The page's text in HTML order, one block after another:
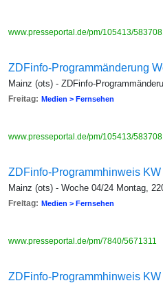
www.presseportal.de/pm/105413/
ZDFinfo-Programmänderung
Mainz (ots) - ZDFinfo-
Freitag: Medien > Fernsehen
www.presseportal.de/pm/105413/
ZDFinfo-Programmhinweis KW
Mainz (ots) - Woche 04/24 Montag,
Freitag: Medien > Fernsehen
www.presseportal.de/pm/7840/5671311
ZDFinfo-Programmhinweis KW